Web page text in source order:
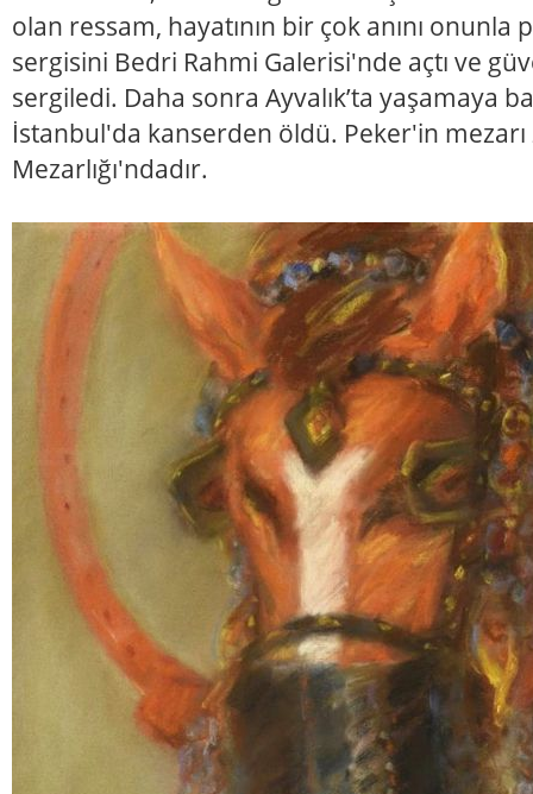
olan ressam, hayatının bir çok anını onunla
sergisini Bedri Rahmi Galerisi'nde açtı ve
sergiledi. Daha sonra Ayvalık’ta yaşamaya
İstanbul'da kanserden öldü. Peker'in
Mezarlığı'ndadır.